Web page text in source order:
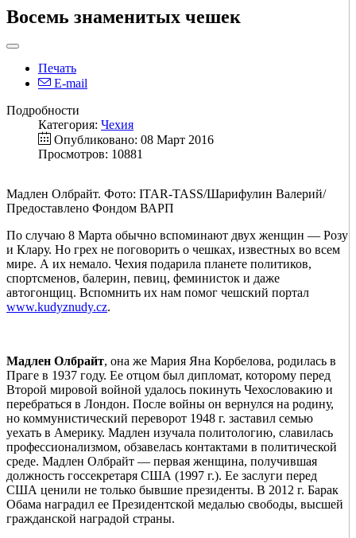
Восемь знаменитых чешек
Печать
E-mail
Подробности
Категория: Чехия
Опубликовано: 08 Март 2016
Просмотров: 10881
Мадлен Олбрайт. Фото: ITAR-TASS/Шарифулин Валерий/
Предоставлено Фондом ВАРП
По случаю 8 Марта обычно вспоминают двух женщин — Розу
и Клару. Но грех не поговорить о чешках, известных во всем
мире. А их немало. Чехия подарила планете политиков,
спортсменов, балерин, певиц, феминисток и даже
автогонщиц. Вспомнить их нам помог чешский портал
www.kudyznudy.cz.
Мадлен Олбрайт, она же Мария Яна Корбелова, родилась в
Праге в 1937 году. Ее отцом был дипломат, которому перед
Второй мировой войной удалось покинуть Чехословакию и
перебраться в Лондон. После войны он вернулся на родину,
но коммунистический переворот 1948 г. заставил семью
уехать в Америку. Мадлен изучала политологию, славилась
профессионализмом, обзавелась контактами в политической
среде. Мадлен Олбрайт — первая женщина, получившая
должность госсекретаря США (1997 г.). Ее заслуги перед
США ценили не только бывшие президенты. В 2012 г. Барак
Обама наградил ее Президентской медалью свободы, высшей
гражданской наградой страны.